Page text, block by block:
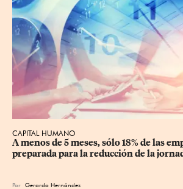
CAPITAL HUMANO
A menos de 5 meses, sólo 18% de las
preparada para la reducción de la
Por Gerardo Hernández